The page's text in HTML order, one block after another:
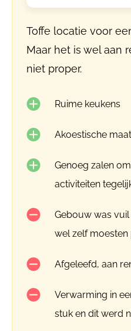
Toffe locatie voor
Maar het is wel aan
niet proper.
Ruime keukens
Akoestische
Genoeg zalen
activiteiten
Gebouw was
wel zelf moesten
Afgeleefd, aan
Verwarming in
stuk en dit werd